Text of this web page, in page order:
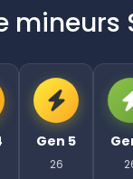
mineurs
Gen 5
26